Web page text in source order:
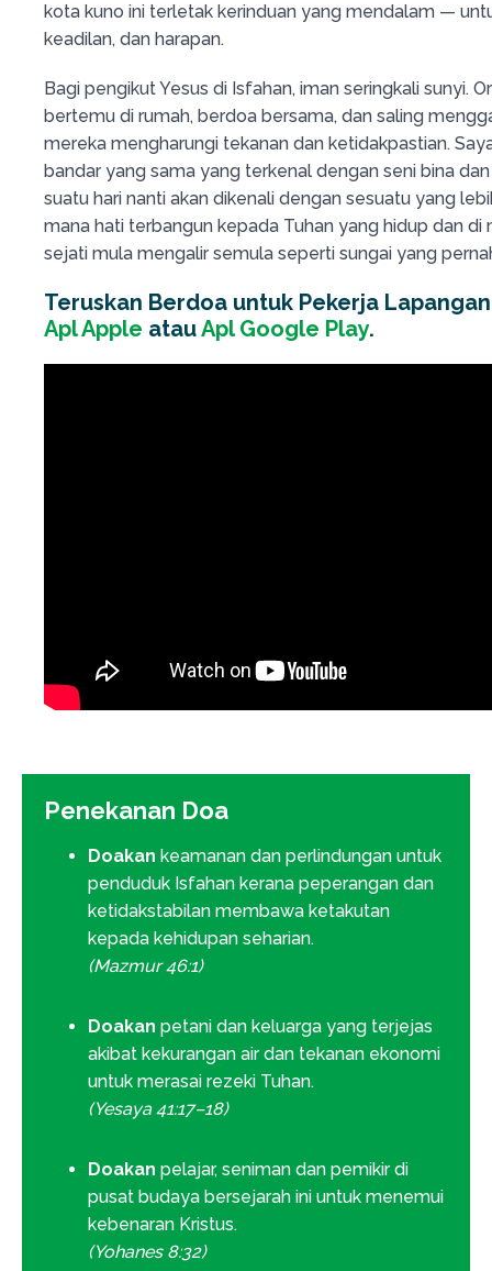
kota kuno ini terletak kerinduan yang mendalam —
keadilan, dan harapan.
Bagi pengikut Yesus di Isfahan, iman seringkali sunyi.
bertemu di rumah, berdoa bersama, dan saling
mereka mengharungi tekanan dan ketidakpastian.
bandar yang sama yang terkenal dengan seni bina
suatu hari nanti akan dikenali dengan sesuatu yang
mana hati terbangun kepada Tuhan yang hidup dan di
sejati mula mengalir semula seperti sungai yang
Teruskan Berdoa untuk Pekerja
Apl Apple atauApl Google Play.
Penekanan Doa
Doakan keamanan dan perlindungan untuk
penduduk Isfahan kerana peperangan dan
ketidakstabilan membawa ketakutan
kepada kehidupan seharian.
(Mazmur 46:1)
Doakan petani dan keluarga yang terjejas
akibat kekurangan air dan tekanan ekonomi
untuk merasai rezeki Tuhan.
(Yesaya 41:17–18)
Doakan pelajar, seniman dan pemikir di
pusat budaya bersejarah ini untuk menemui
kebenaran Kristus.
(Yohanes 8:32)